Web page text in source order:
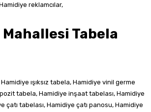
reklamcılar,
Tabela
Hamidiye ışıksız tabela, Hamidiye vinil germe
tabela, Hamidiye inşaat tabelası, Hamidiye
çatı tabelası, Hamidiye çatı panosu, Hamidiye